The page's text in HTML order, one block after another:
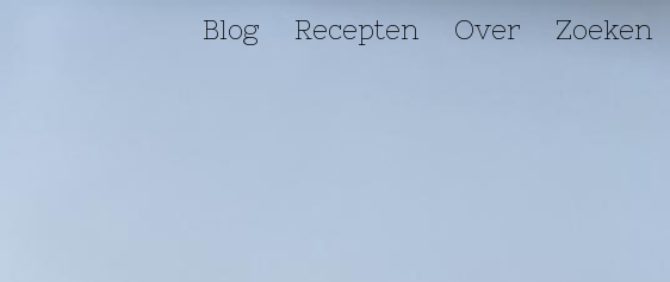
Hoofdnavigatie
Blog Recepten Over Zoeken